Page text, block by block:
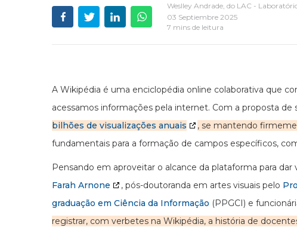
Weslley Andrade, do LAC -
03 Septiembre 2025
7 mins de leitura
A Wikipédia é uma enciclopédia online colaborativa que
acessamos informações pela internet. Com a proposta
bilhões de visualizações anuais
, se mantendo
fundamentais para a formação de campos específicos,
Pensando em aproveitar o alcance da plataforma para dar
Farah Arnone
, pós-doutoranda em artes visuais pelo
graduação em Ciência da Informação (PPGCI) e
registrar, com verbetes na Wikipédia, a história de